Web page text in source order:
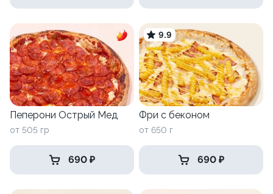
Пеперони Острый Мед
от 505 гр
690 ₽
9.9
Фри с беконом
от 650 г
690 ₽